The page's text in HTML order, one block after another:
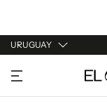
URUGUAY
URUGUAY
ARGENTINA